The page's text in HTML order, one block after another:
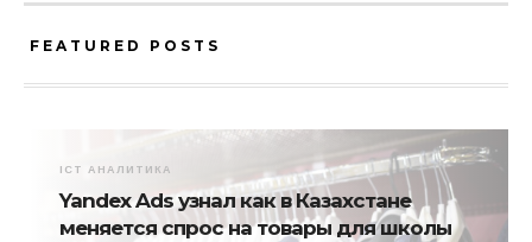
FEATURED POSTS
ICT АНАЛИТИКА
Yandex Ads узнал как в Казахстане
меняется спрос на товары для школы